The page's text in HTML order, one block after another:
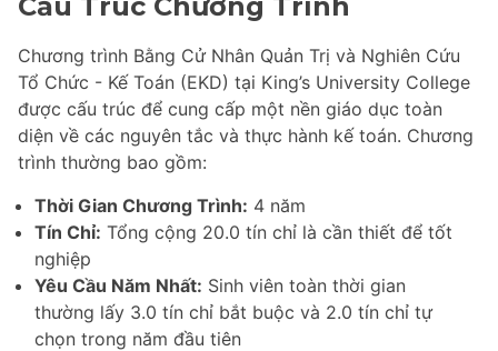
Chương trình Bằng Cử Nhân Quản Trị và Nghiên Cứu
Tổ Chức - Kế Toán (EKD) tại King’s University College
được cấu trúc để cung cấp một nền giáo dục toàn
diện về các nguyên tắc và thực hành kế toán. Chương
trình thường bao gồm:
Thời Gian Chương Trình: 4 năm
Tín Chỉ: Tổng cộng 20.0 tín chỉ là cần thiết để tốt
nghiệp
Yêu Cầu Năm Nhất: Sinh viên toàn thời gian
thường lấy 3.0 tín chỉ bắt buộc và 2.0 tín chỉ tự
chọn trong năm đầu tiên